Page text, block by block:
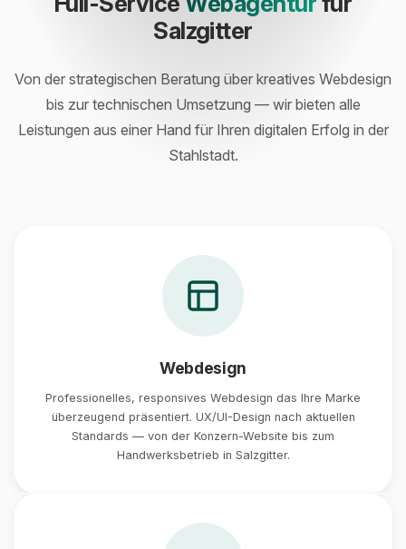
Salzgitter
Von der strategischen Beratung über kreatives Webdesign
bis zur technischen Umsetzung — wir bieten alle
Leistungen aus einer Hand für Ihren digitalen Erfolg in der
Stahlstadt.
Webdesign
Professionelles, responsives Webdesign das Ihre Marke
überzeugend präsentiert. UX/UI-Design nach aktuellen
Standards — von der Konzern-Website bis zum
Handwerksbetrieb in Salzgitter.